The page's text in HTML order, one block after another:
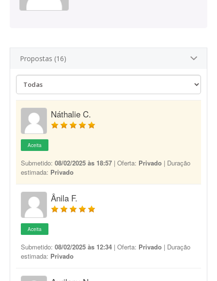
Propostas (16)
Náthalie C.
Aceita
Submetido: 08/02/2025 às 18:57 | Oferta: Privado | Duração
estimada: Privado
Ânila F.
Aceita
Submetido: 08/02/2025 às 12:34 | Oferta: Privado | Duração
estimada: Privado